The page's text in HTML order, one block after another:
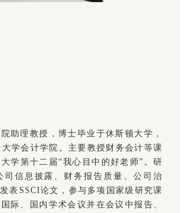
助理教授，博士毕业于休斯顿大学，
学会计学院。主要教授财务会计等课
学第十二届“我心目中的好老师”。研
司信息披露、财务报告质量、公司治
表SSCI论文，参与多项国家级研究课
际、国内学术会议并在会议中报告、